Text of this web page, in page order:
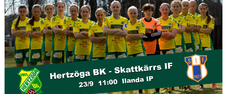
DOKUMENT
KONTAKT
HISTORIA